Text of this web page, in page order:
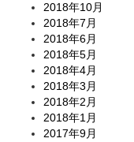
2018年10月
2018年7月
2018年6月
2018年5月
2018年4月
2018年3月
2018年2月
2018年1月
2017年9月